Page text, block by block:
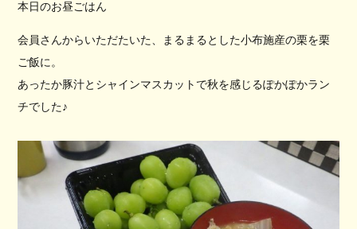
本日のお昼ごはん
会員さんからいただたいた、まるまるとした小布施産の栗を栗
ご飯に。
あったか豚汁とシャインマスカットで秋を感じるぽかぽかラン
チでした♪